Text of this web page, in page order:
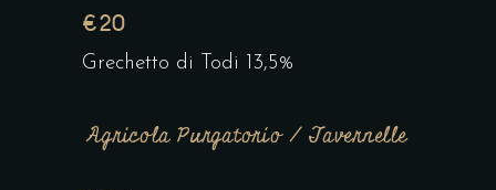
€20
Grechetto di Todi 13,5%
Agricola Purgatorio / Tavernelle